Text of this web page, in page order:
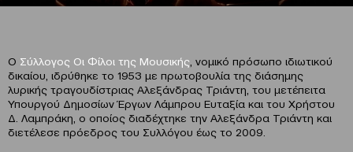
Ο Σύλλογος Οι Φίλοι της Μουσικής , νομικό πρόσωπο ιδιωτικού
δικαίου, ιδρύθηκε το 1953 με πρωτοβουλία της διάσημης
λυρικής τραγουδίστριας Αλεξάνδρας Τριάντη, του μετέπειτα
Υπουργού Δημοσίων Έργων Λάμπρου Ευταξία και του Χρήστου
Δ. Λαμπράκη, ο οποίος διαδέχτηκε την Αλεξάνδρα Τριάντη και
διετέλεσε πρόεδρος του Συλλόγου έως το 2009.